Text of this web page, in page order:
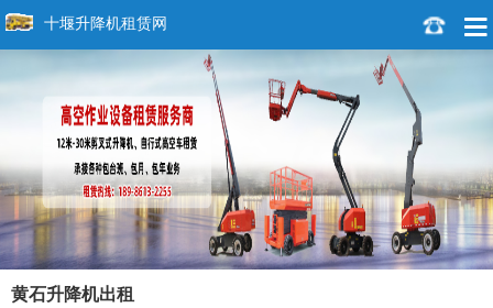
十堰升降机租赁网
黄石升降机出租